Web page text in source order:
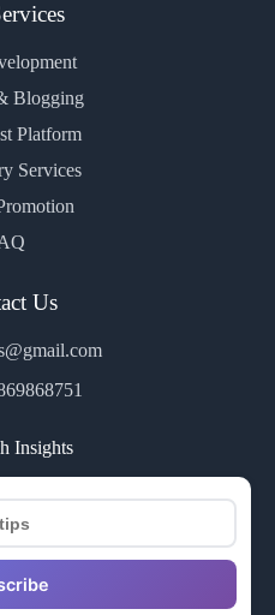
Blogging
Platform
Services
Us
Insights